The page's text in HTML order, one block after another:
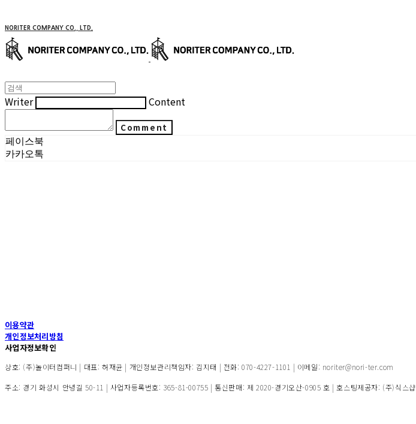
NORITER COMPANY CO., LTD.
Writer Content
Comment
페이스북
카카오톡
이용약관
개인정보처리방침
사업자정보확인
상호: (주)놀이터컴퍼니 | 대표: 허재균 | 개인정보관리책임자: 김지태 | 전화: 070-4227-1101 | 이메일: noriter@nori-ter.com
주소: 경기 화성시 안녕길 50-11 | 사업자등록번호: 365-81-00755 | 통신판매: 제 2020-경기오산-0905 호 | 호스팅제공자: (주)식스샵